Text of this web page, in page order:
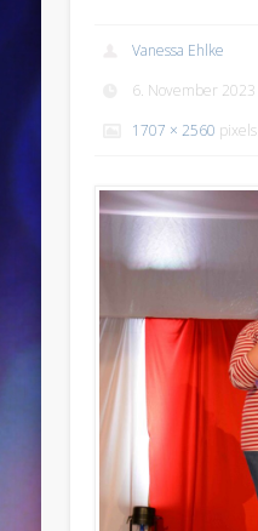
Vanessa Ehlke
6. November 2023
1707 × 2560 pixels